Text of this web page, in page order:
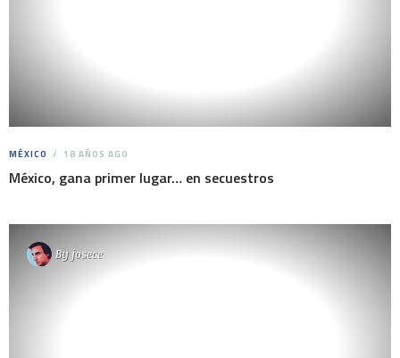
MÉXICO 18 AÑOS AGO
México, gana primer lugar… en secuestros
By josece